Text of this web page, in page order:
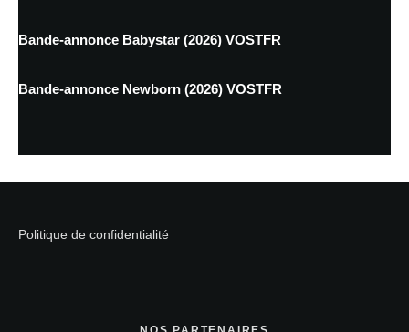
Bande-annonce Babystar (2026) VOSTFR
Bande-annonce Newborn (2026) VOSTFR
Politique de confidentialité